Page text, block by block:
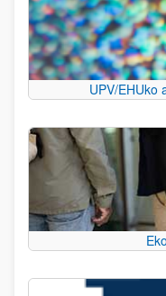
UPV/EHUko